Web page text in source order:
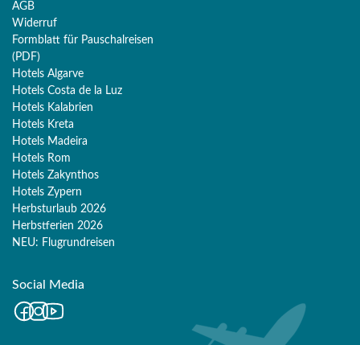
Sie haben noch keine Reisen oder Hotels auf der
Merkliste gespeichert
Personen
AGB
Widerruf
Formblatt für Pauschalreisen
(PDF)
Hotels Algarve
Hotels Costa de la Luz
Hotels Kalabrien
Hotels Kreta
Hotels Madeira
Hotels Rom
Hotels Zakynthos
Hotels Zypern
Herbsturlaub 2026
Herbstferien 2026
NEU: Flugrundreisen
Social Media
Facebook
Instagram
Youtube